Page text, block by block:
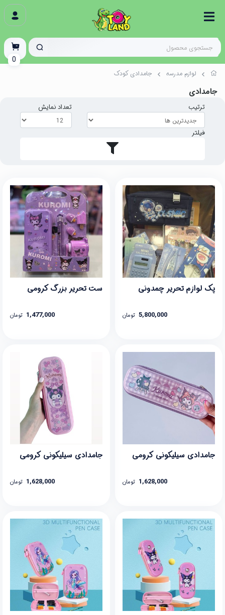
لوازم مدرسه جامدادی کودک
جامدادی
ترتیب تعداد نمایش
فیلتر
پک لوازم تحریر چمدونی
5,800,000 تومان
ست تحریر بزرگ کرومی
1,477,000 تومان
جامدادی سیلیکونی کرومی
1,628,000 تومان
جامدادی سیلیکونی کرومی
1,628,000 تومان
0